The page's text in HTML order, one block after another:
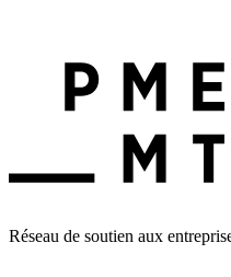
Réseau de soutien aux